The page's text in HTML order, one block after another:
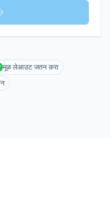
मूळ लेआउट जतन करा